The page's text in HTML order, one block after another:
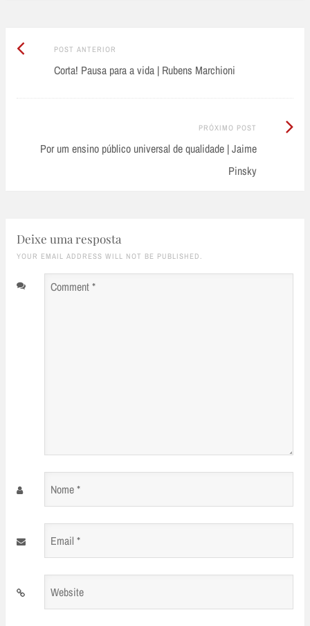
Post
navigation
POST ANTERIOR
Anterior:
Corta! Pausa para a vida | Rubens Marchioni
PRÓXIMO POST
Por um ensino público universal de qualidade | Jaime
Pinsky
Próximo
Deixe uma resposta
YOUR EMAIL ADDRESS WILL NOT BE PUBLISHED.
Comment
Nome
Email
Website